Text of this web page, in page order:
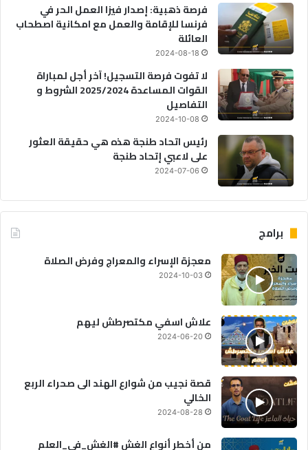
فرصة ذهبية: إصدار فيزا العمل الحر في
فرنسا للإقامة والعمل مع امكانية اصطحاب
العائلة
2024-08-18
لا تفوت فرصة التسجيل! آخر أجل لمباراة
القوات المساعدة 2025/2024 الشروط و
التفاصيل
2024-10-08
رئيس اتحاد طنجة هذه هي حقيقة العثور
على لاعبي إتحاد طنجة
2024-07-06
برامج
معجزة الإسراء والمعراج وفرض الصلاة
2024-10-03
علاش اسفي مكتصرطش ليهم
2024-06-20
قصة نجيب من شوارع الهند الى صحراء الربع
الخالي
2024-08-28
من أخطر أنواع الغش #الغش_في_العلم